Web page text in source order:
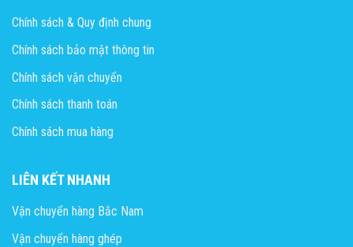
Chính sách & Quy định chung
Chính sách bảo mật thông tin
Chính sách vận chuyển
Chính sách thanh toán
Chính sách mua hàng
LIÊN KẾT NHANH
Vận chuyển hàng Bắc Nam
Vận chuyển hàng ghép